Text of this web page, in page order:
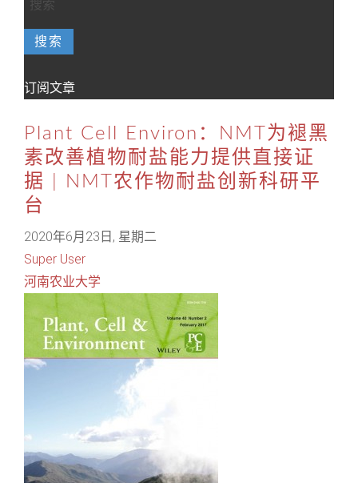
搜索
订阅文章
Plant Cell Environ：NMT为褪黑
素改善植物耐盐能力提供直接证
据 | NMT农作物耐盐创新科研平
台
2020年6月23日, 星期二
Super User
河南农业大学